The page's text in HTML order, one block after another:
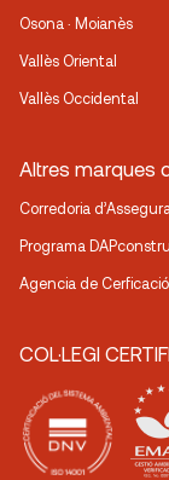
Osona · Moianès
Vallès Oriental
Vallès Occidental
Altres marques
Corredoria
Programa
Agencia de Cerficació
COL·LEGI